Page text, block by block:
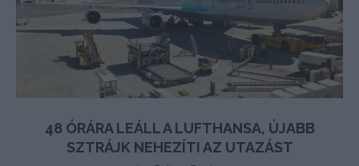
48 ÓRÁRA LEÁLL A LUFTHANSA, ÚJABB
SZTRÁJK NEHEZÍTI AZ UTAZÁST